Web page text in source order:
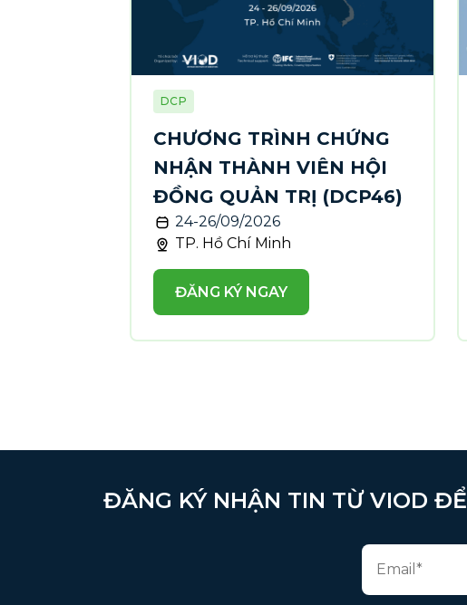
DCP
CHƯƠNG TRÌNH CHỨNG
NHẬN THÀNH VIÊN HỘI
ĐỒNG QUẢN TRỊ (DCP46)
24-26/09/2026
TP. Hồ Chí Minh
ĐĂNG KÝ NGAY
ĐĂNG KÝ NHẬN TIN TỪ VIOD